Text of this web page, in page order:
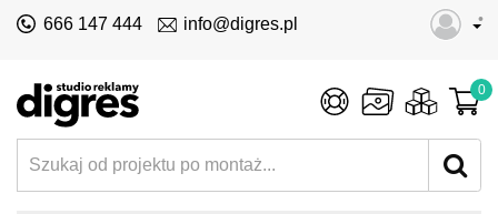
•
666 147 444 info@digres.pl
0